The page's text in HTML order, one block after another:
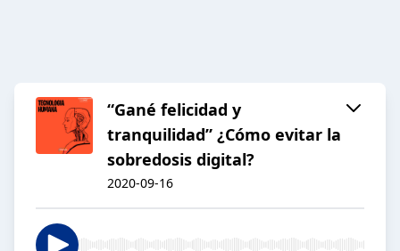
“Gané felicidad y
tranquilidad” ¿Cómo evitar la
sobredosis digital?
2020-09-16